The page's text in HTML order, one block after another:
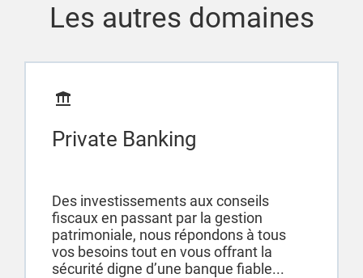
Les autres domaines
Private Banking
Des investissements aux conseils
fiscaux en passant par la gestion
patrimoniale, nous répondons à tous
vos besoins tout en vous offrant la
sécurité digne d’une banque fiable...